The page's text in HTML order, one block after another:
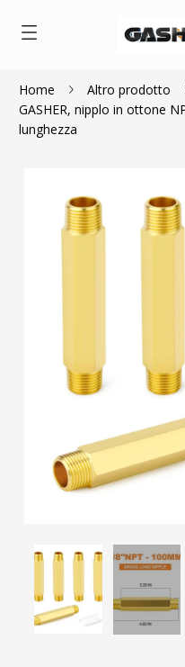
Home Altro prodotto
GASHER, nipplo in ottone
lunghezza
$5.50 $3.20